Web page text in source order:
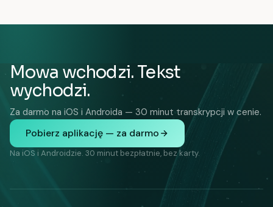
Mowa wchodzi. Tekst
wychodzi.
Za darmo na iOS i Androida — 30 minut transkrypcji w cenie.
Pobierz aplikację — za darmo
Na iOS i Androidzie. 30 minut bezpłatnie, bez karty.